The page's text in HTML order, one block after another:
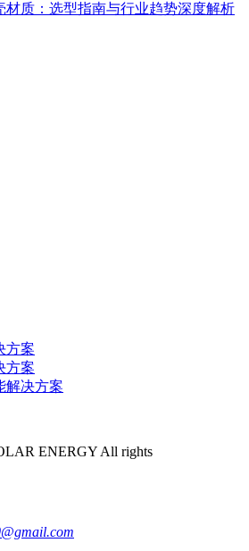
材质：选型指南与行业趋势深度解析
方案
方案
解决方案
ENERGY All rights